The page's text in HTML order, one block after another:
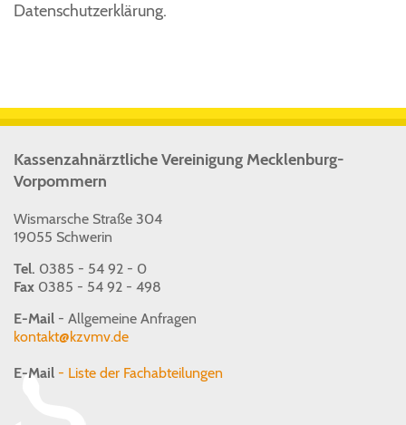
Datenschutzerklärung.
Kassenzahnärztliche Vereinigung Mecklenburg-
Vorpommern
Wismarsche Straße 304
19055 Schwerin
Tel. 0385 - 54 92 - 0
Fax 0385 - 54 92 - 498
E-Mail - Allgemeine Anfragen
kontakt@kzvmv.de
E-Mail - Liste der Fachabteilungen